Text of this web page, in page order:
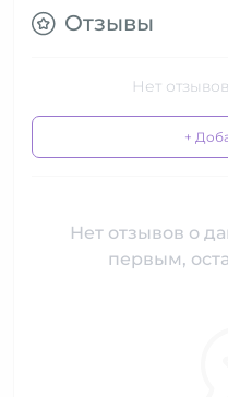
Отзывы
Нет
+
Нет отзывов о
первым,